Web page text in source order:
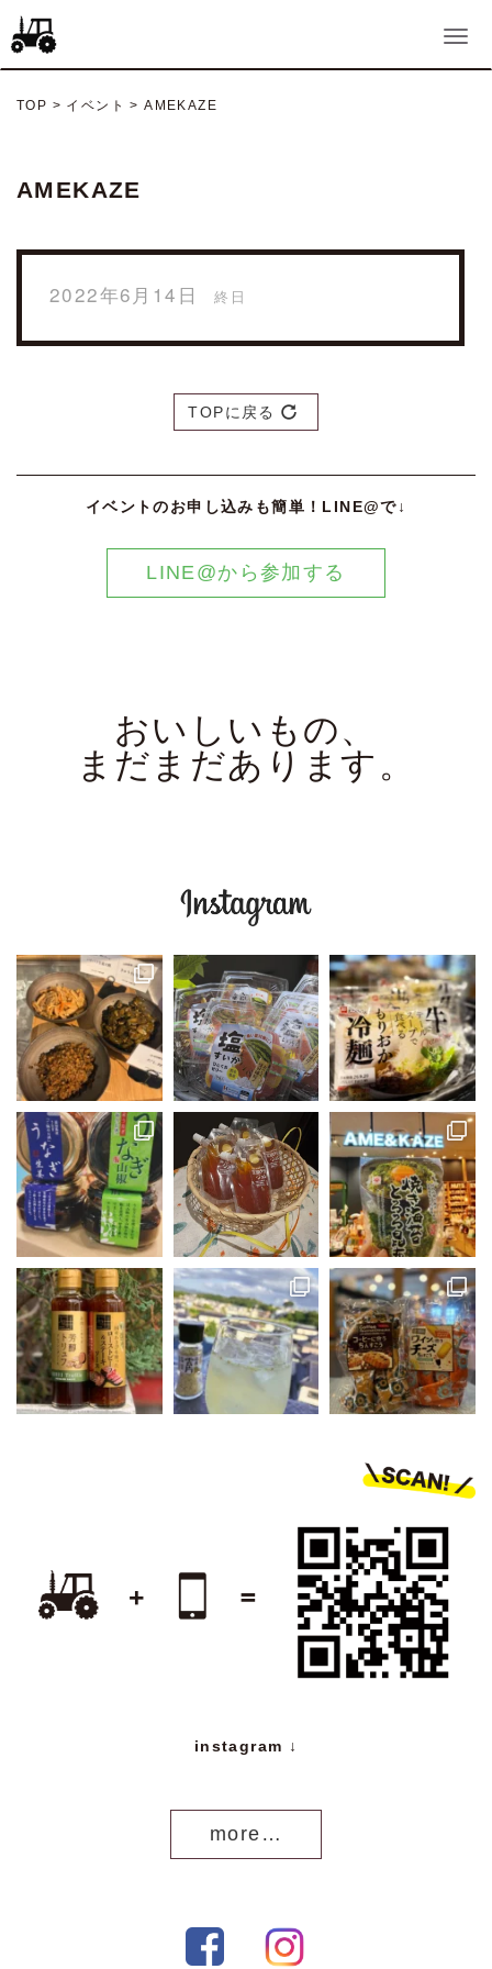
TOP > イベント >AMEKAZE
AMEKAZE
2022年6月14日 終日
TOPに戻る
イベントのお申し込みも簡単！LINE@で↓
LINE@から参加する
おいしいもの、
まだまだあります。
instagram ↓
more…